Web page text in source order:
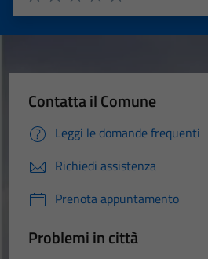
Valuta 5 stelle su 5
Valuta 4 stelle su 5
Valuta 3 stelle su 5
Valuta 2 stelle su 5
Valuta 1 stelle su 5
Contatta il Comune
Leggi le domande frequenti
Richiedi assistenza
Prenota appuntamento
Problemi in città